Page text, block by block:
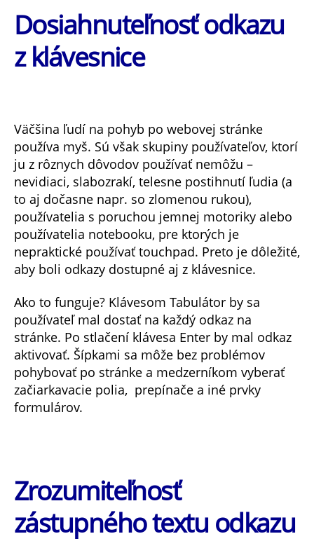
Dosiahnuteľnosť odkazu
z klávesnice
Väčšina ľudí na pohyb po webovej stránke
používa myš. Sú však skupiny používateľov, ktorí
ju z rôznych dôvodov používať nemôžu –
nevidiaci, slabozrakí, telesne postihnutí ľudia (a
to aj dočasne napr. so zlomenou rukou),
používatelia s poruchou jemnej motoriky alebo
používatelia notebooku, pre ktorých je
nepraktické používať touchpad. Preto je dôležité,
aby boli odkazy dostupné aj z klávesnice.
Ako to funguje? Klávesom Tabulátor by sa
používateľ mal dostať na každý odkaz na
stránke. Po stlačení klávesa Enter by mal odkaz
aktivovať. Šípkami sa môže bez problémov
pohybovať po stránke a medzerníkom vyberať
začiarkavacie polia, prepínače a iné prvky
formulárov.
Zrozumiteľnosť
zástupného textu odkazu